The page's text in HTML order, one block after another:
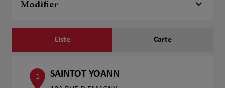
Modifier
Liste Carte
1 SAINTOT YOANN